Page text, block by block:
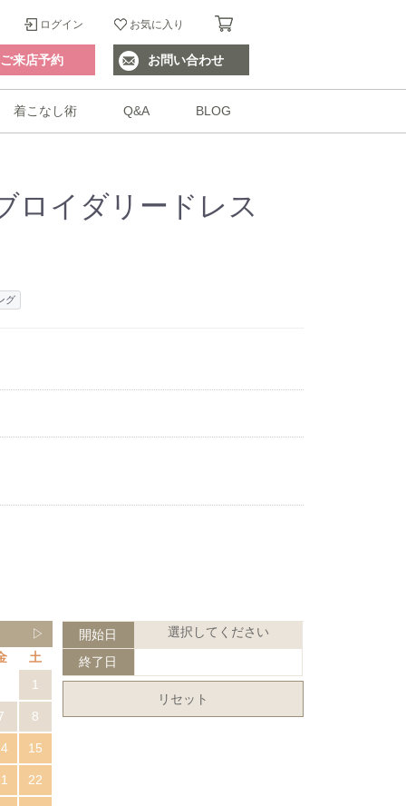
ログイン お気に入り
ご来店予約 お問い合わせ
着こなし術 Q&A BLOG
ロイダリードレス
グ
▷
土
1
8
15
22
開始日 選択してください
終了日
リセット